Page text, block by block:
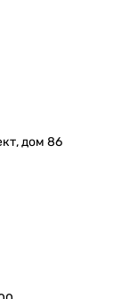
дом 86